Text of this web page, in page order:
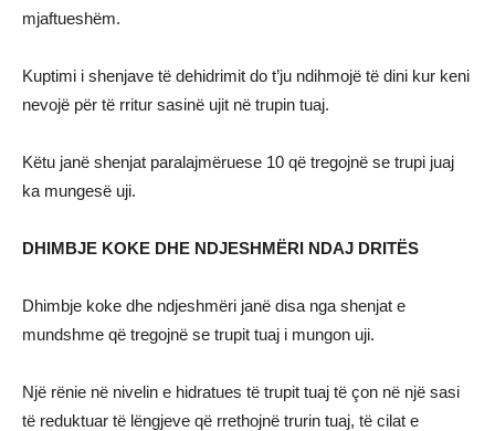
mjaftueshëm.
Kuptimi i shenjave të dehidrimit do t’ju ndihmojë të dini kur keni
nevojë për të rritur sasinë ujit në trupin tuaj.
Këtu janë shenjat paralajmëruese 10 që tregojnë se trupi juaj
ka mungesë uji.
DHIMBJE KOKE DHE NDJESHMËRI NDAJ DRITËS
Dhimbje koke dhe ndjeshmëri janë disa nga shenjat e
mundshme që tregojnë se trupit tuaj i mungon uji.
Një rënie në nivelin e hidratues të trupit tuaj të çon në një sasi
të reduktuar të lëngjeve që rrethojnë trurin tuaj, të cilat e